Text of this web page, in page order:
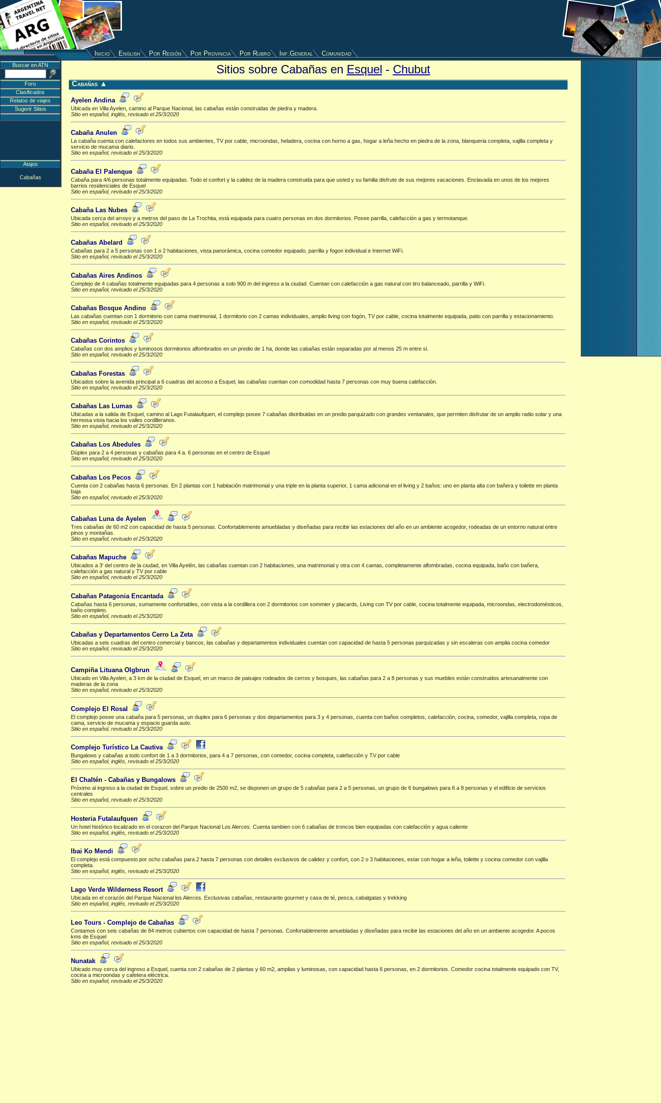
Inicio English Por Región Por Provincia Por Rubro Inf.General Comunidad
Sitios sobre Cabañas en Esquel - Chubut
Cabañas ▲
Ayelen Andina
Ubicada en Villa Ayelen, camino al Parque Nacional, las cabañas están construidas de piedra y madera.
Sitio en español, inglés, revisado el 25/3/2020
Cabaña Anulen
La cabaña cuenta con calefactores en todos sus ambientes, TV por cable, microondas, heladera, cocina con horno a gas, hogar a leña hecho en piedra de la zona, blanqueria completa, vajilla completa y
servicio de mucama diario.
Sitio en español, revisado el 25/3/2020
Cabaña El Palenque
Cabaña para 4/6 personas totalmente equipadas. Todo el confort y la calidez de la madera construida para que usted y su familia disfrute de sus mejores vacaciones. Enclavada en unos de los mejores
barrios residenciales de Esquel
Sitio en español, revisado el 25/3/2020
Cabaña Las Nubes
Ubicada cerca del arroyo y a metros del paso de La Trochita, está equipada para cuatro personas en dos dormitorios. Posee parrilla, calefacción a gas y termotanque.
Sitio en español, revisado el 25/3/2020
Cabañas Abelard
Cabañas para 2 a 5 personas con 1 o 2 habitaciones, vista panorámica, cocina comedor equipado, parrilla y fogon individual e Internet WiFi.
Sitio en español, revisado el 25/3/2020
Cabañas Aires Andinos
Complejo de 4 cabañas totalmente equipadas para 4 personas a solo 900 m del ingreso a la ciudad. Cuentan con calefacción a gas natural con tiro balanceado, parrilla y WiFi.
Sitio en español, revisado el 25/3/2020
Cabañas Bosque Andino
Las cabañas cuentan con 1 dormitorio con cama matrimonial, 1 dormitorio con 2 camas individuales, amplio living con fogón, TV por cable, cocina totalmente equipada, patio con parrilla y estacionamiento.
Sitio en español, revisado el 25/3/2020
Cabañas Corintos
Cabañas con dos amplios y luminosos dormitorios alfombrados en un predio de 1 ha, donde las cabañas están separadas por al menos 25 m entre si.
Sitio en español, revisado el 25/3/2020
Cabañas Forestas
Ubicados sobre la avenida principal a 6 cuadras del acceso a Esquel, las cabañas cuentan con comodidad hasta 7 personas con muy buena calefacción.
Sitio en español, revisado el 25/3/2020
Cabañas Las Lumas
Ubicadas a la salida de Esquel, camino al Lago Futalaufquen, el complejo posee 7 cabañas distribuidas en un predio parquizado con grandes ventanales, que permiten disfrutar de un amplio radio solar y una
hermosa vista hacia los valles cordilleranos.
Sitio en español, revisado el 25/3/2020
Cabañas Los Abedules
Dùplex para 2 a 4 personas y cabañas para 4 a. 6 personas en el centro de Esquel
Sitio en español, revisado el 25/3/2020
Cabañas Los Pecos
Cuenta con 2 cabañas hasta 6 personas. En 2 plantas con 1 habitación matrimonial y una triple en la planta superior, 1 cama adicional en el living y 2 baños: uno en planta alta con bañera y toilette en planta
baja
Sitio en español, revisado el 25/3/2020
Cabañas Luna de Ayelen
Tres cabañas de 60 m2 con capacidad de hasta 5 personas. Confortablemente amuebladas y diseñadas para recibir las estaciones del año en un ambiente acogedor, rodeadas de un entorno natural entre
pinos y montañas.
Sitio en español, revisado el 25/3/2020
Cabañas Mapuche
Ubicados a 3' del centro de la ciudad, en Villa Ayelén, las cabañas cuentan con 2 habitaciones, una matrimonial y otra con 4 camas, completamente alfombradas, cocina equipada, baño con bañera,
calefacción a gas natural y TV por cable
Sitio en español, revisado el 25/3/2020
Cabañas Patagonia Encantada
Cabañas hasta 6 personas, sumamente confortables, con vista a la cordillera con 2 dormitorios con sommier y placards, Living con TV por cable, cocina totalmente equipada, microondas, electrodomésticos,
baño completo.
Sitio en español, revisado el 25/3/2020
Cabañas y Departamentos Cerro La Zeta
Ubicadas a seis cuadras del centro comercial y bancos, las cabañas y departamentos individuales cuentan con capacidad de hasta 5 personas parquizadas y sin escaleras con amplia cocina comedor
Sitio en español, revisado el 25/3/2020
Campiña Lituana Olgbrun
Ubicado en Villa Ayelen, a 3 km de la ciudad de Esquel, en un marco de paisajes rodeados de cerros y bosques, las cabañas para 2 a 8 personas y sus muebles están construidos artesanalmente con
maderas de la zona
Sitio en español, revisado el 25/3/2020
Complejo El Rosal
El complejo posee una cabaña para 5 personas, un duplex para 6 personas y dos departamentos para 3 y 4 personas, cuenta con baños completos, calefacción, cocina, comedor, vajilla completa, ropa de
cama, servicio de mucama y espacio guarda auto.
Sitio en español, revisado el 25/3/2020
Complejo Turístico La Cautiva
Bungalows y cabañas a todo confort de 1 a 3 dormitorios, para 4 a 7 personas, con comedor, cocina completa, calefacción y TV por cable
Sitio en español, inglés, revisado el 25/3/2020
El Chaltén - Cabañas y Bungalows
Próximo al ingreso a la ciudad de Esquel, sobre un predio de 2500 m2, se disponen un grupo de 5 cabañas para 2 a 5 personas, un grupo de 6 bungalows para 6 a 8 personas y el edificio de servicios
centrales
Sitio en español, revisado el 25/3/2020
Hosteria Futalaufquen
Un hotel histórico localizado en el corazon del Parque Nacional Los Alerces. Cuenta tambien con 6 cabañas de troncos bien equipadas con calefacción y agua caliente
Sitio en español, inglés, revisado el 25/3/2020
Ibai Ko Mendi
El complejo está compuesto por ocho cabañas para 2 hasta 7 personas con detalles exclusivos de calidez y confort, con 2 o 3 habitaciones, estar con hogar a leña, toilette y cocina comedor con vajilla
completa.
Sitio en español, inglés, revisado el 25/3/2020
Lago Verde Wilderness Resort
Ubicada en el corazón del Parque Nacional los Alerces. Exclusivas cabañas, restaurante gourmet y casa de té, pesca, cabalgatas y trekking
Sitio en español, inglés, revisado el 25/3/2020
Leo Tours - Complejo de Cabañas
Contamos con seis cabañas de 84 metros cubiertos con capacidad de hasta 7 personas. Confortablemente amuebladas y diseñadas para recibir las estaciones del año en un ambiente acogedor. A pocos
kms de Esquel
Sitio en español, revisado el 25/3/2020
Nunatak
Ubicado muy cerca del ingreso a Esquel, cuenta con 2 cabañas de 2 plantas y 60 m2, amplias y luminosas, con capacidad hasta 6 personas, en 2 dormitorios. Comedor cocina totalmente equipado con TV,
cocina a microondas y cafetera eléctrica.
Sitio en español, revisado el 25/3/2020
Buscar en ATN
Foro
Clasificados
Relatos de viajes
Sugerir Sitios
Atajos
Cabañas